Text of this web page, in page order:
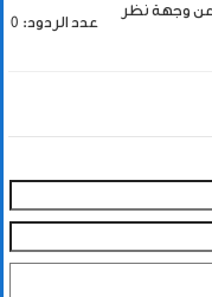
عن وجهة نظر
عدد الردود: 0